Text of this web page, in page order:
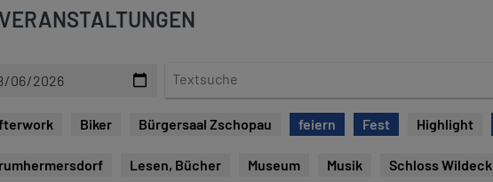
VERANSTALTUNGEN
t
u
Biker Bürgersaal Zschopau feiern Fest Highlight
Lesen, Bücher Museum Musik Schloss Wildeck